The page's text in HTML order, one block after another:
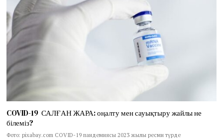
COVID-19 САЛҒАН ЖАРА: оңалту мен сауықтыру жайлы не
білеміз?
Фото: pixabay.com COVID-19 пандемиясы 2023 жылы ресми түрде